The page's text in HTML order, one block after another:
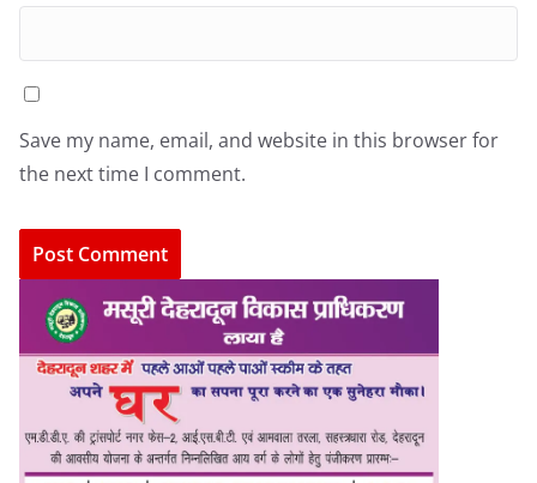
Save my name, email, and website in this browser for
the next time I comment.